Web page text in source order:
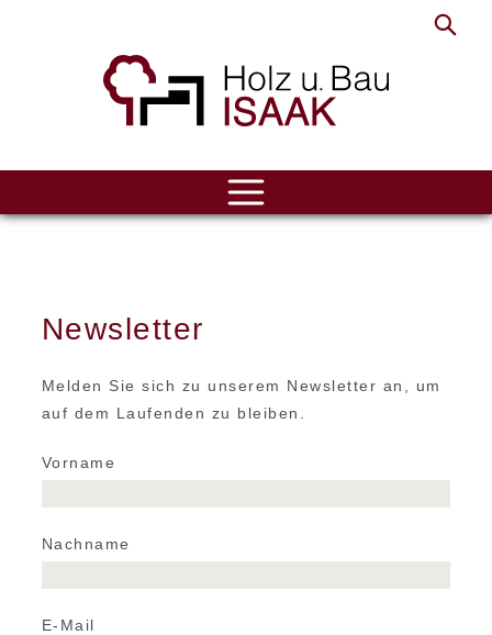
REFERENZEN
KONTAKT
Newsletter
Melden Sie sich zu unserem Newsletter an, um
auf dem Laufenden zu bleiben.
Vorname
Nachname
E-Mail